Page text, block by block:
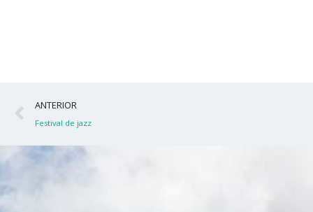
Ant
ANTERIOR
Festival de jazz